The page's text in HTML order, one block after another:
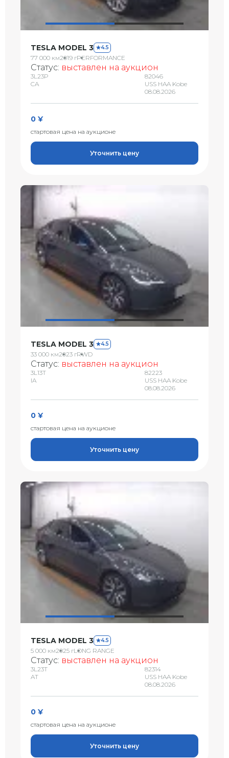
TESLA MODEL 3 4.5
77 000 км2019 гPERFORMANCE
Статус: выставлен на аукцион
3L23P
CA
82046
USS HAA Kobe
08.08.2026
0 ¥
стартовая цена на аукционе
Уточнить цену
TESLA MODEL 3 4.5
33 000 км2023 гRWD
Статус: выставлен на аукцион
3L13T
IA
82223
USS HAA Kobe
08.08.2026
0 ¥
стартовая цена на аукционе
Уточнить цену
TESLA MODEL 3 4.5
5 000 км2025 гLONG RANGE
Статус: выставлен на аукцион
3L23T
AT
82314
USS HAA Kobe
08.08.2026
0 ¥
стартовая цена на аукционе
Уточнить цену